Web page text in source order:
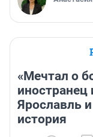
«Мечтал о
иностранец
Ярославль
история